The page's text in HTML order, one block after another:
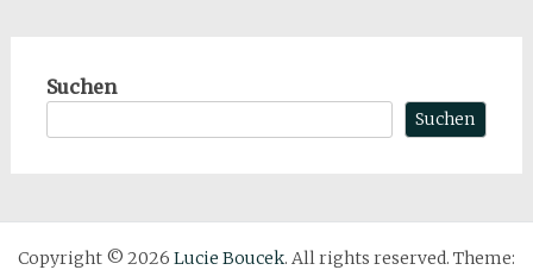
Suchen
Suchen
Copyright © 2026 Lucie Boucek. All rights reserved. Theme: